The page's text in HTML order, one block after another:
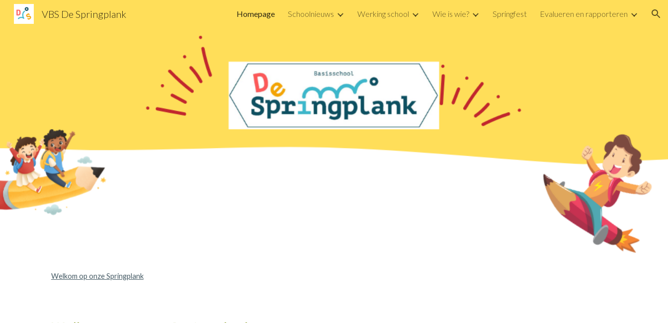
Skip to main content Skip to navigation
VBS De Springplank Homepage Schoolnieuws Werking school Wie is wie? Springfest Evalueren en rapporteren
Welkom op onze Springplank